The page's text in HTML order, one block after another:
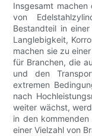
Insgesamt
von
Bestandteil in
Langlebigkeit,
machen sie zu
für Branchen, die
und den
extremen
nach
weiter wächst,
in den
einer Vielzahl von